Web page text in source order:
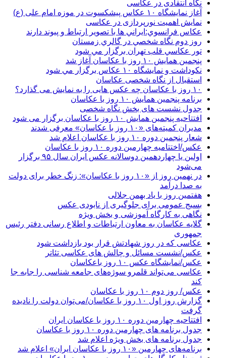
نگاه انتقادی در عکاسی
آغاز نمایشگاه ۱۰ عکاس پیشکسوت در موزه امام علی (ع)
نمایش اهمیت نورپردازی در عکاسی
عكاس فرانسوي:ايراني ها با تصوير ارتباط و پيوند دارند
روز دوم نگاه شخصي در گالري زمستان
تور عكاسي قلب تهران برگزار مي شود
پنجمین همایش ۱۰ روز با عکاسان آغاز شد
نکوداشت و نمایشگاه ۱۰ عکاس برگزار مي شود
استقبال از نگاه شخصی عکاسان
۱۰ روز با عکاسان چه عکس هایی را به نمایش می گذارد؟
برنامه پنجمین همایش ۱۰ روز با عکاسان
جدول نشست های بخش نگاه شخصی
افتتاحیه پنجمین همایش ۱۰ روز با عکاسان برگزار می شود
مدیران کمیته‌های «۱۰ روز با عکاسان» معرفی شدند
شعار پنجمين دوره ۱۰ روز با عكاسان اعلام شد
عکس/اختتامیه چهارمین دوره ۱۰ روز با عکاسان
اولین یا چهاردهمین دوسالانه عکس ایران سال ۹۵ برگزار
می‌شود
در نهمین روز از «۱۰ روز با عکاسان»: زنگ خطر برای دولت
به صدا درآمد
هفتمین روز با یاد بهمن جلالی
بسیج عمومی برای جلوگیری از نابودی عکس‌
نگاهی به کارگاه آموزشی و بخش ویژه
گلایه عکاسان به معاون ارتباطات و اطلاع رسانی دفتر رئیس
جمهوری
عکاسی که در روز شهادتش قرار بود بازداشت شود
عکس/نشست مسائل و چالش های عکاسی تئاتر
عکس/نمایشگاه عکس ۱۰ روز باعکاسان
عکاسی می‌تواند قلمرو سوژه‌های جامعه شناسی را جابه جا
کند
عکس/ روز دوم ۱۰ روز با عکاسان
گزارش روز اول ۱۰ روز با عکاسان/می‌توان دولت را نادیده
گرفت
افتتاحیه چهارمین دوره ۱۰ روز با عکاسان ایران
جدول برنامه های چهارمین دوره ۱۰ روز با عکاسان
جدول برنامه های بخش ویژه اعلام شد
برنامه‌های چهارمین «۱۰ روز با عکاسان ایران» اعلام شد